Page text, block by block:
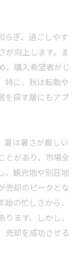
らぎ、過ごしやす
が向上します。ま
、購入希望者がじ
特に、秋は転勤や
を探す層にもアプ
夏は暑さが厳しい
とがあり、市場全
、観光地や別荘地
売却のピークとな
の忙しさから、
ます。しかし、
売却を成功させる